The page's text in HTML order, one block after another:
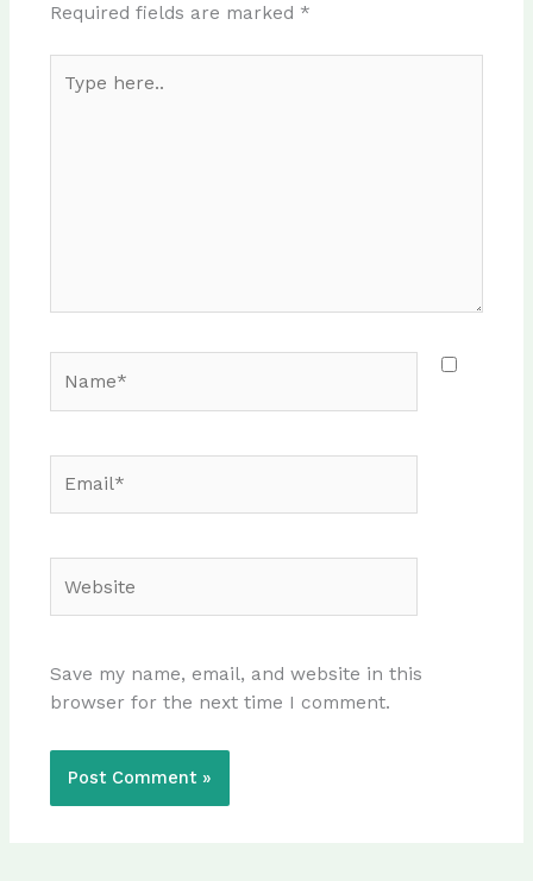
Required fields are marked *
here..
Save my name, email, and website in this
browser for the next time I comment.